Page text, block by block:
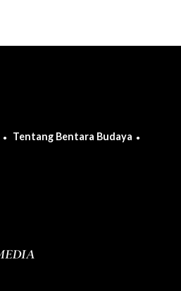
Tentang Bentara Budaya